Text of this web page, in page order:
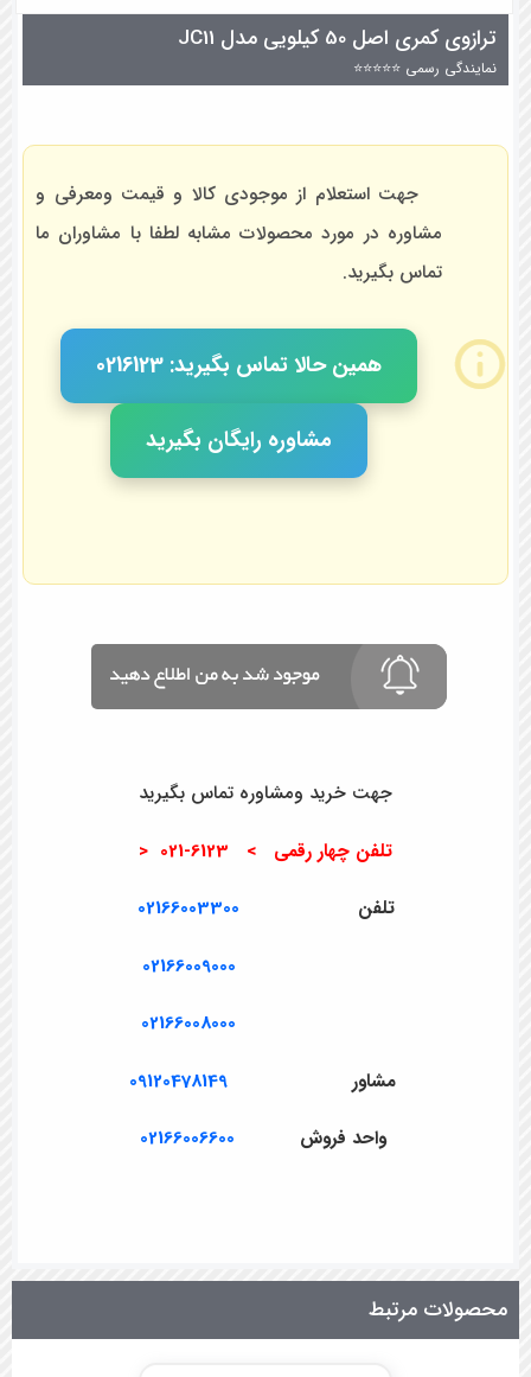
ترازوی کمری اصل 50 کیلویی مدل JC11
نمایندگی رسمی ⭐⭐⭐⭐⭐
جهت استعلام از موجودی کالا و قیمت ومعرفی و
مشاوره در مورد محصولات مشابه لطفا با مشاوران ما
تماس بگیرید.
همین حالا تماس بگیرید: 0216123
مشاوره رایگان بگیرید
جهت خرید ومشاوره تماس بگیرید
تلفن چهار رقمی > 6123-021 <
تلفن 02166003300
02166009000
02166008000
مشاور 09120478149
واحد فروش 02166006600
محصولات مرتبط